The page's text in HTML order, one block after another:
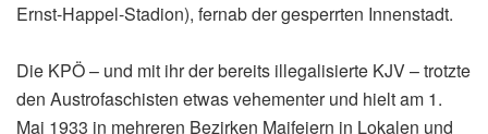
Ernst-Happel-Stadion), fernab der gesperrten Innenstadt.
Die KPÖ – und mit ihr der bereits illegalisierte KJV – trotzte
den Austrofaschisten etwas vehementer und hielt am 1.
Mai 1933 in mehreren Bezirken Maifeiern in Lokalen und